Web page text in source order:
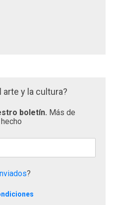
arte y la cultura?
boletín. Más de
?